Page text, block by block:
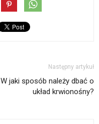
Następny artykuł
W jaki sposób należy dbać o
układ krwionośny?